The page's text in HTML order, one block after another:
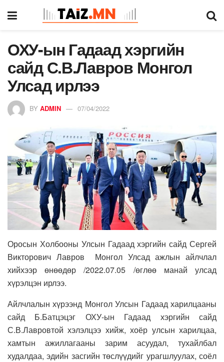
ОХУ-ын Гадаад хэргийн
сайд С.В.Лавров Монгол
Улсад ирлээ
BY ADMIN 07/04/2022
Оросын Холбооны Улсын Гадаад хэргийн сайд Сергей
Викторович Лавров Монгол Улсад ажлын айлчлал
хийхээр өнөөдөр /2022.07.05 /өглөө манай улсад
хүрэлцэн ирлээ.
Айлчлалын хүрээнд Монгол Улсын Гадаад харилцааны
сайд Б.Батцэцэг ОХУ-ын Гадаад хэргийн сайд
С.В.Лавровтой хэлэлцээ хийж, хоёр улсын харилцаа,
хамтын ажиллагааны зарим асуудал, тухайлбал
худалдаа, эдийн засгийн төслүүдийг урагшлуулах, соёл